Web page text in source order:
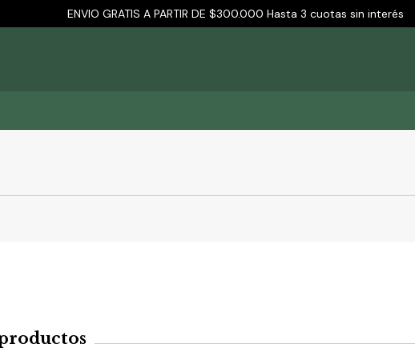
ENVIO GRATIS A PARTIR DE $300.000 Hasta 3 cuotas sin interés